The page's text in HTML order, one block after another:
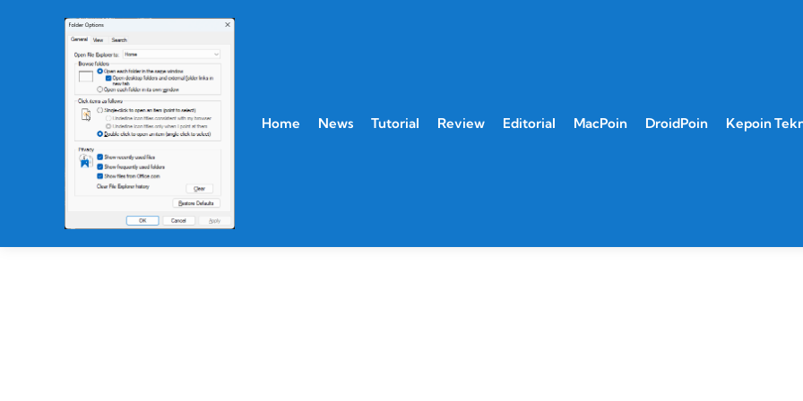
Home News Tutorial Review Editorial MacPoin DroidPoin Kepoin